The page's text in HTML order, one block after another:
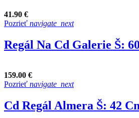
41.90 €
Pozrieť navigate_next
Regál Na Cd Galerie Š:
159.00 €
Pozrieť navigate_next
Cd Regál Almera Š: 42